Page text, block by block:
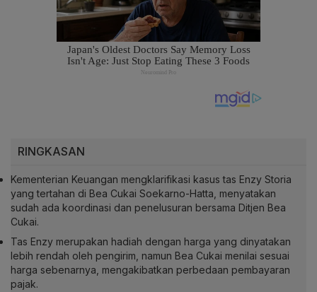
RINGKASAN
Kementerian Keuangan mengklarifikasi kasus tas Enzy Storia
yang tertahan di Bea Cukai Soekarno-Hatta, menyatakan
sudah ada koordinasi dan penelusuran bersama Ditjen Bea
Cukai.
Tas Enzy merupakan hadiah dengan harga yang dinyatakan
lebih rendah oleh pengirim, namun Bea Cukai menilai sesuai
harga sebenarnya, mengakibatkan perbedaan pembayaran
pajak.